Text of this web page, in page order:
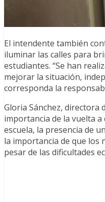
El intendente también
iluminar las calles para
estudiantes. “Se han
mejorar la situación,
corresponda la
Gloria Sánchez, directora
importancia de la vuelta a
escuela, la presencia de
la importancia de que los
pesar de las dificultades